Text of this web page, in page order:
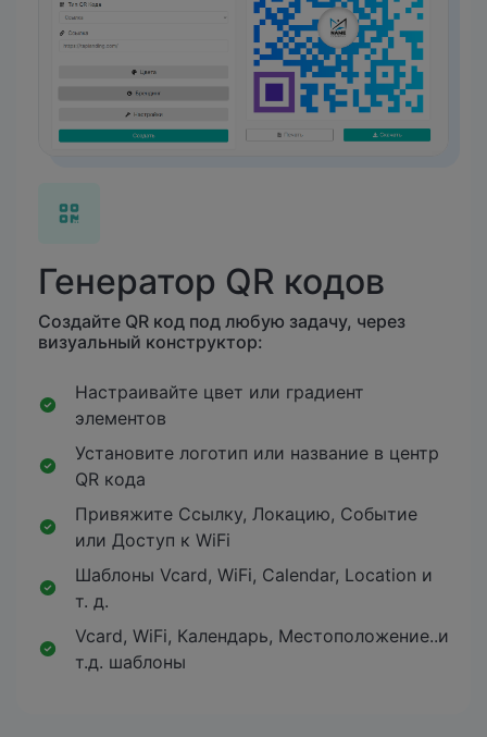
Генератор QR кодов
Создайте QR код под любую задачу, через
визуальный конструктор:
Настраивайте цвет или градиент
элементов
Установите логотип или название в центр
QR кода
Привяжите Ссылку, Локацию, Событие
или Доступ к WiFi
Шаблоны Vcard, WiFi, Calendar, Location и
т. д.
Vcard, WiFi, Календарь, Местоположение..и
т.д. шаблоны